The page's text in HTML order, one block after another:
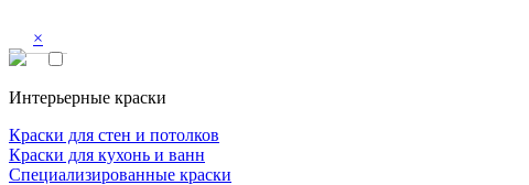
×
Интерьерные краски
Краски для стен и потолков
Краски для кухонь и ванн
Специализированные краски